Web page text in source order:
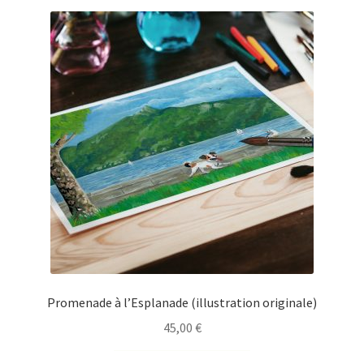
Promenade à l’Esplanade (illustration originale)
45,00 €